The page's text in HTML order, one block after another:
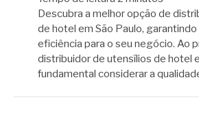
Descubra a melhor opção de
de hotel em São Paulo,
eficiência para o seu negócio. Ao
distribuidor de utensílios de hotel
fundamental considerar a